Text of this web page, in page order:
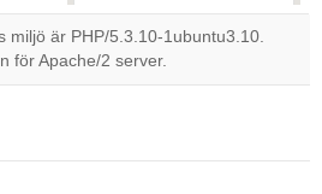
correctly.
Do you
own this
OK
miljö är PHP/5.3.10-1ubuntu3.10.
för Apache/2 server.